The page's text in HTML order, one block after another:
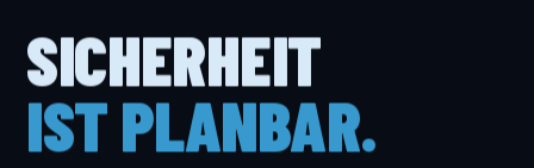
SICHERHEIT
IST PLANBAR.